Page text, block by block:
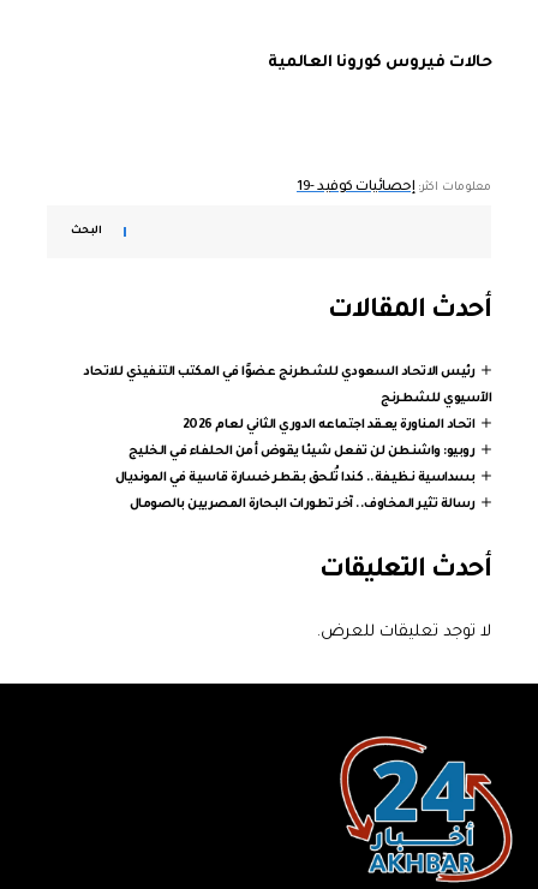
حالات فيروس كورونا العالمية
معلومات اكثر:إحصائيات كوفيد -19
البحث
أحدث المقالات
رئيس الاتحاد السعودي للشطرنج عضوًا في المكتب التنفيذي للاتحاد
الآسيوي للشطرنج
اتحاد المناورة يعقد اجتماعه الدوري الثاني لعام 2026
روبيو: واشنطن لن تفعل شيئا يقوض أمن الحلفاء في الخليج
بسداسية نظيفة.. كندا تُلحق بقطر خسارة قاسية في المونديال
رسالة تثير المخاوف.. آخر تطورات البحارة المصريين بالصومال
أحدث التعليقات
لا توجد تعليقات للعرض.